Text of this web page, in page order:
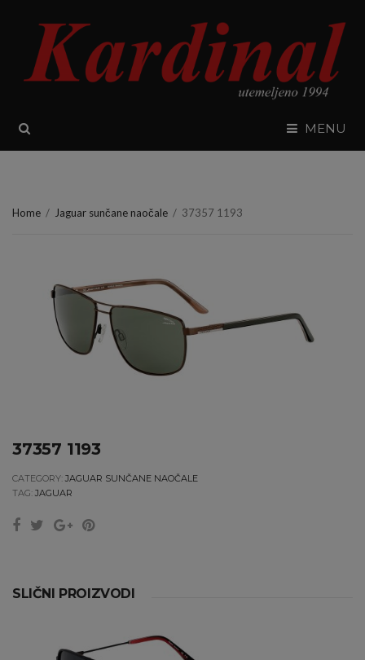
MENU
Home / Jaguar sunčane naočale / 37357 1193
37357 1193
CATEGORY: JAGUAR SUNČANE NAOČALE
TAG: JAGUAR
SLIČNI PROIZVODI